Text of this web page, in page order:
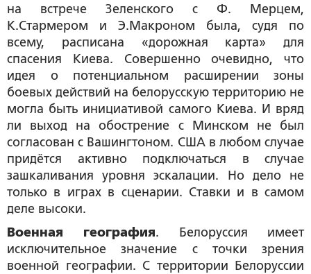
на встрече Зеленского с Ф. Мерцем,
К.Стармером и Э.Макроном была, судя по
всему, расписана «дорожная карта» для
спасения Киева. Совершенно очевидно, что
идея о потенциальном расширении зоны
боевых действий на белорусскую территорию не
могла быть инициативой самого Киева. И вряд
ли выход на обострение с Минском не был
согласован с Вашингтоном. США в любом случае
придётся активно подключаться в случае
зашкаливания уровня эскалации. Но дело не
только в играх в сценарии. Ставки и в самом
деле высоки.
Военная география. Белоруссия имеет
исключительное значение с точки зрения
военной географии. С территории Белоруссии